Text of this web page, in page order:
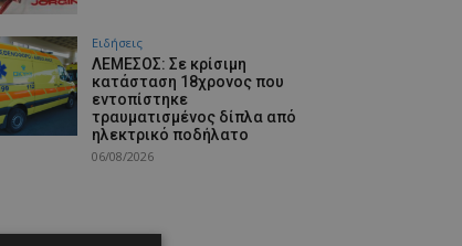
Ειδήσεις
ΛΕΜΕΣΟΣ: Σε κρίσιμη
κατάσταση 18χρονος που
εντοπίστηκε
τραυματισμένος δίπλα από
ηλεκτρικό ποδήλατο
06/08/2026